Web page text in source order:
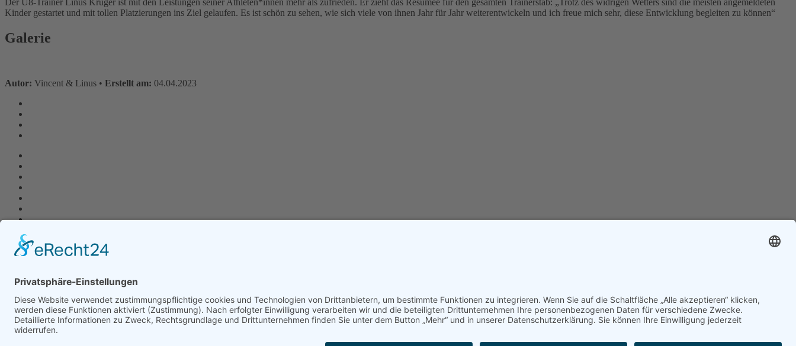
Kinder gestartet und mit tollen Platzierungen ins Ziel gelaufen. Es ist schön zu sehen, wie sich viele von ihnen Jahr für Jahr weiterentwickeln und ich freue mich sehr, diese Entwicklung begleiten zu können“
Galerie
Autor: Vincent & Linus • Erstellt am: 04.04.2023